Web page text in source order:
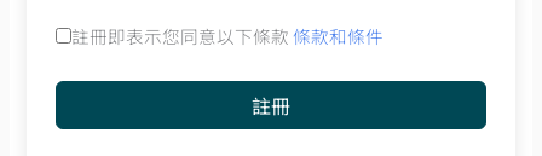
註冊即表示您同意以下條款 條款和條件
註冊